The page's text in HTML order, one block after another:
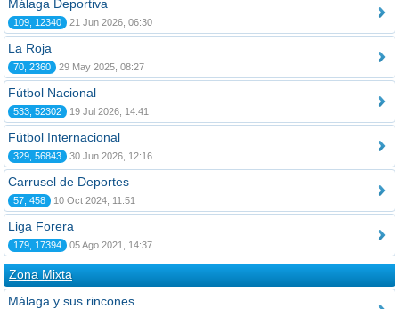
Málaga Deportiva
109, 12340 21 Jun 2026, 06:30
La Roja
70, 2360 29 May 2025, 08:27
Fútbol Nacional
533, 52302 19 Jul 2026, 14:41
Fútbol Internacional
329, 56843 30 Jun 2026, 12:16
Carrusel de Deportes
57, 458 10 Oct 2024, 11:51
Liga Forera
179, 17394 05 Ago 2021, 14:37
Zona Mixta
Málaga y sus rincones